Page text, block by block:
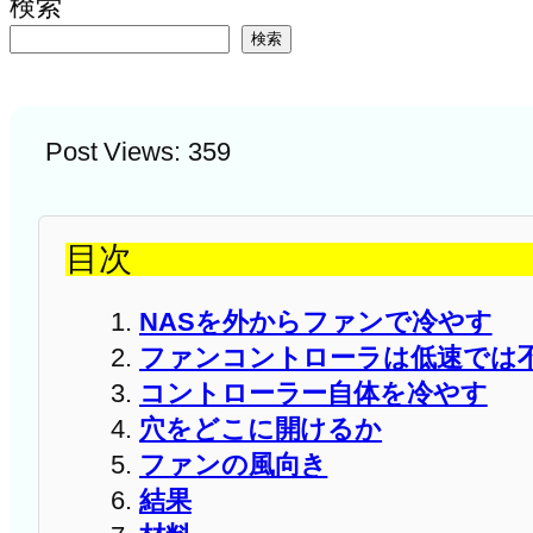
検索
検索
Post Views: 359
目次
NASを外からファンで冷やす
ファンコントローラは低速では
コントローラー自体を冷やす
穴をどこに開けるか
ファンの風向き
結果